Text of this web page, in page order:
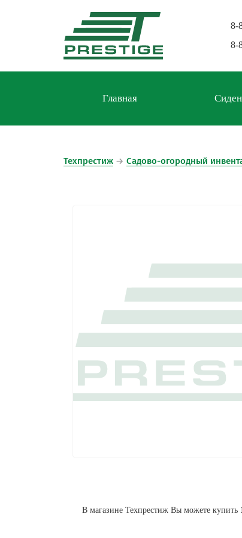
8-
8-
Главная
Техпрестиж → Садово-огородный
В магазине Техпрестиж Вы можете купить